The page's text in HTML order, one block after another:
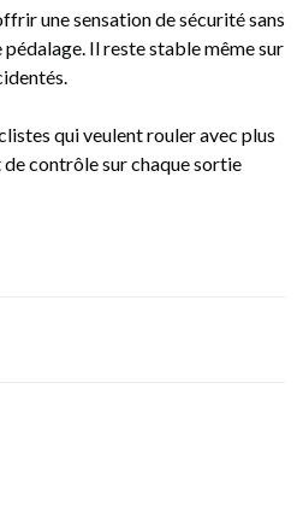
une sensation de sécurité sans
Il reste stable même sur
qui veulent rouler avec plus
contrôle sur chaque sortie